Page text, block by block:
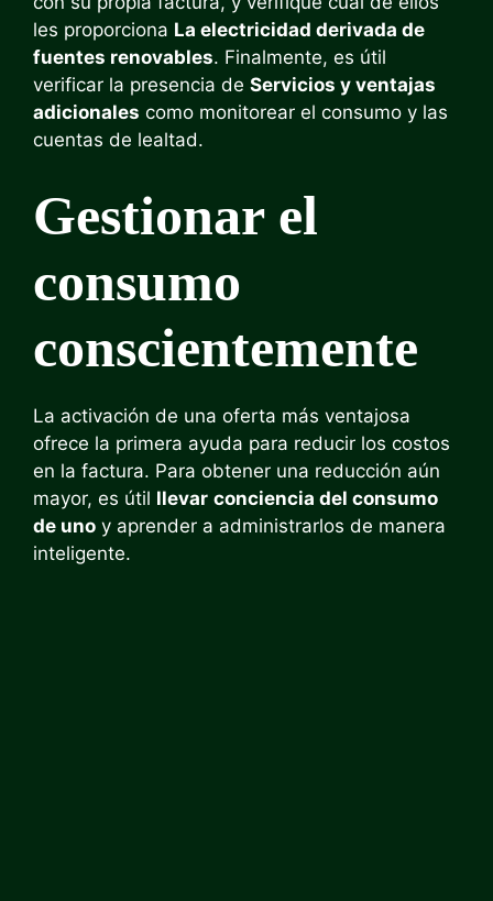
les proporciona La electricidad derivada de
fuentes renovables. Finalmente, es útil
verificar la presencia de Servicios y ventajas
adicionales como monitorear el consumo y las
cuentas de lealtad.
Gestionar el
consumo
conscientemente
La activación de una oferta más ventajosa
ofrece la primera ayuda para reducir los costos
en la factura. Para obtener una reducción aún
mayor, es útil llevar conciencia del consumo
de uno y aprender a administrarlos de manera
inteligente.